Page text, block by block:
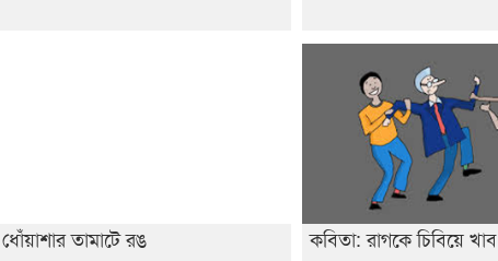
ধোঁয়াশার তামাটে রঙ কবিতা: রাগকে চিবিয়ে খাব